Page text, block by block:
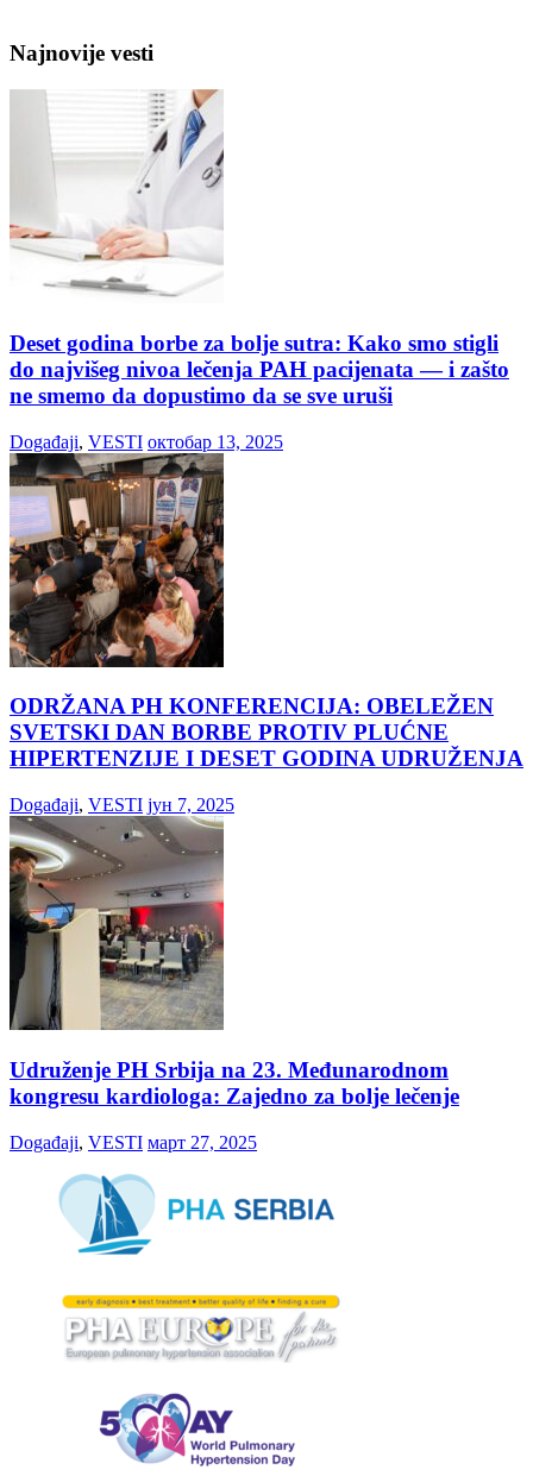
Najnovije vesti
Deset godina borbe za bolje sutra: Kako smo stigli
do najvišeg nivoa lečenja PAH pacijenata — i zašto
ne smemo da dopustimo da se sve uruši
Događaji, VESTI октобар 13, 2025
ODRŽANA PH KONFERENCIJA: OBELEŽEN
SVETSKI DAN BORBE PROTIV PLUĆNE
HIPERTENZIJE I DESET GODINA UDRUŽENJA
Događaji, VESTI јун 7, 2025
Udruženje PH Srbija na 23. Međunarodnom
kongresu kardiologa: Zajedno za bolje lečenje
Događaji, VESTI март 27, 2025